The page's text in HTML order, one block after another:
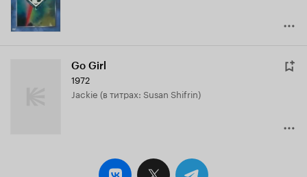
Go Girl
1972
Jackie (в титрах: Susan Shifrin)